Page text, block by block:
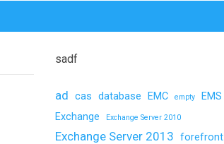
sadf
ad cas database EMC empty EMS
Exchange Exchange Server 2010
Exchange Server 2013 forefront